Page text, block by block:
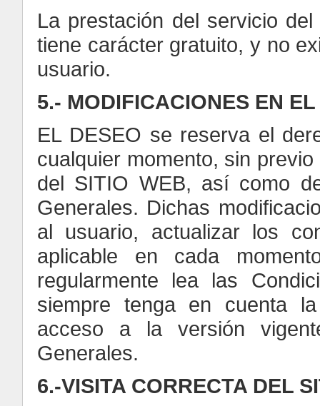
La prestación del servicio
tiene carácter gratuito, y no
usuario.
5.- MODIFICACIONES EN
EL DESEO se reserva el
cualquier momento, sin
del SITIO WEB, así como
Generales. Dichas
al usuario, actualizar los
aplicable en cada
regularmente lea las
siempre tenga en cuenta
acceso a la versión
Generales.
6.-VISITA CORRECTA DEL